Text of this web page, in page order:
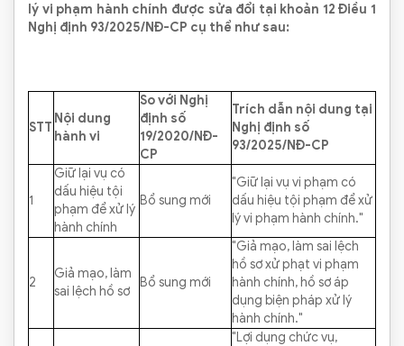
lý vi phạm hành chính được sửa đổi tại khoản 12 Điều 1
Nghị định 93/2025/NĐ-CP cụ thể như sau:
STT
Nội dung
hành vi
So với Nghị
định số
19/2020/NĐ-
CP
Trích dẫn nội dung tại
Nghị định số
93/2025/NĐ-CP
1
Giữ lại vụ có
dấu hiệu tội
phạm để xử lý
hành chính
Bổ sung mới
"Giữ lại vụ vi phạm có
dấu hiệu tội phạm để xử
lý vi phạm hành chính."
2
Giả mạo, làm
sai lệch hồ sơ
Bổ sung mới
"Giả mạo, làm sai lệch
hồ sơ xử phạt vi phạm
hành chính, hồ sơ áp
dụng biện pháp xử lý
hành chính."
"Lợi dụng chức vụ,